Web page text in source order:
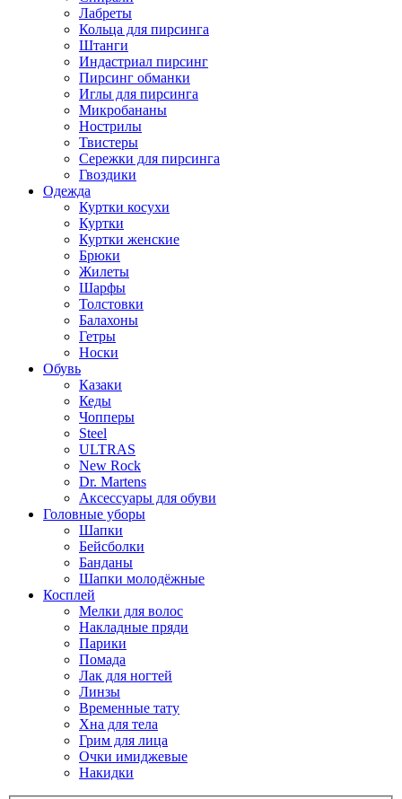
Лабреты
Кольца для пирсинга
Штанги
Индастриал пирсинг
Пирсинг обманки
Иглы для пирсинга
Микробананы
Нострилы
Твистеры
Сережки для пирсинга
Гвоздики
Одежда
Куртки косухи
Куртки
Куртки женские
Брюки
Жилеты
Шарфы
Толстовки
Балахоны
Гетры
Носки
Обувь
Казаки
Кеды
Чопперы
Steel
ULTRAS
New Rock
Dr. Martens
Аксессуары для обуви
Головные уборы
Шапки
Бейсболки
Банданы
Шапки молодёжные
Косплей
Мелки для волос
Накладные пряди
Парики
Помада
Лак для ногтей
Линзы
Временные тату
Хна для тела
Грим для лица
Очки имиджевые
Накидки